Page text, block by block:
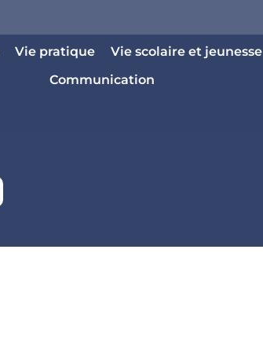
Vie pratique Vie scolaire et jeunesse
Communication